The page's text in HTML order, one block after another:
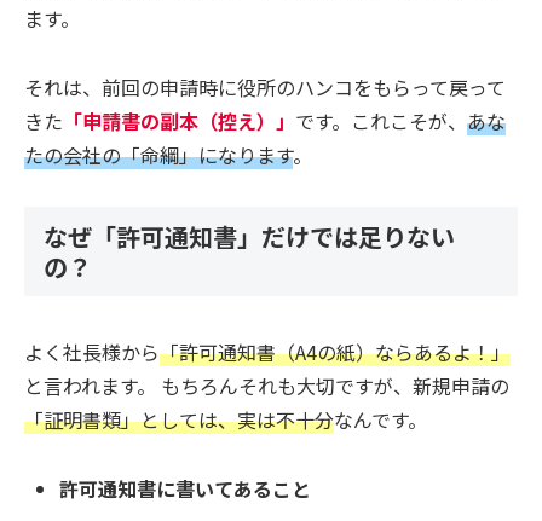
ます。
それは、前回の申請時に役所のハンコをもらって戻って
きた 「申請書の副本（控え）」 です。これこそが、 あな
たの会社の「命綱」になります。
なぜ「許可通知書」だけでは足りない
の？
よく社長様から「許可通知書（A4の紙）ならあるよ！」
と言われます。 もちろんそれも大切ですが、新規申請の
「証明書類」としては、実は不十分なんです。
許可通知書に書いてあること